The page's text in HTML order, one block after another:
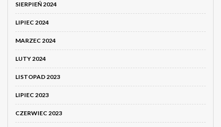
SIERPIEŃ 2024
LIPIEC 2024
MARZEC 2024
LUTY 2024
LISTOPAD 2023
LIPIEC 2023
CZERWIEC 2023